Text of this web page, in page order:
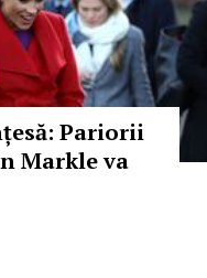
Pariorii
Markle va